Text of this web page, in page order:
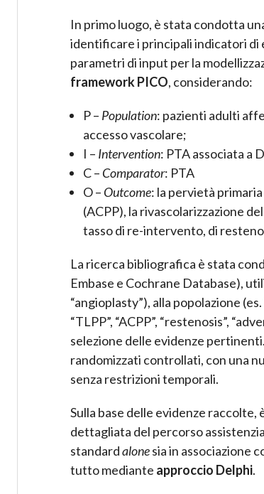
In primo luogo, è stata condotta
identificare i principali indicatori di
parametri di input per la
framework PICO, considerando:
P – Population: pazienti adulti
accesso vascolare;
I – Intervention: PTA associata a
C – Comparator: PTA
O – Outcome: la pervietà
(ACPP), la rivascolarizzazione
tasso di re-intervento, di
La ricerca bibliografica è stata
Embase e Cochrane Database),
“angioplasty”), alla popolazione
“TLPP”, “ACPP”, “restenosis”,
selezione delle evidenze
randomizzati controllati, con una
senza restrizioni temporali.
Sulla base delle evidenze raccolte,
dettagliata del percorso
standardalonesia in associazione
tutto mediante approccio Delphi.